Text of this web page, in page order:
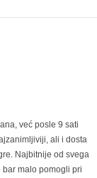
već posle 9 sati
ali i dosta
Najbitnije od svega
bar malo pomogli pri